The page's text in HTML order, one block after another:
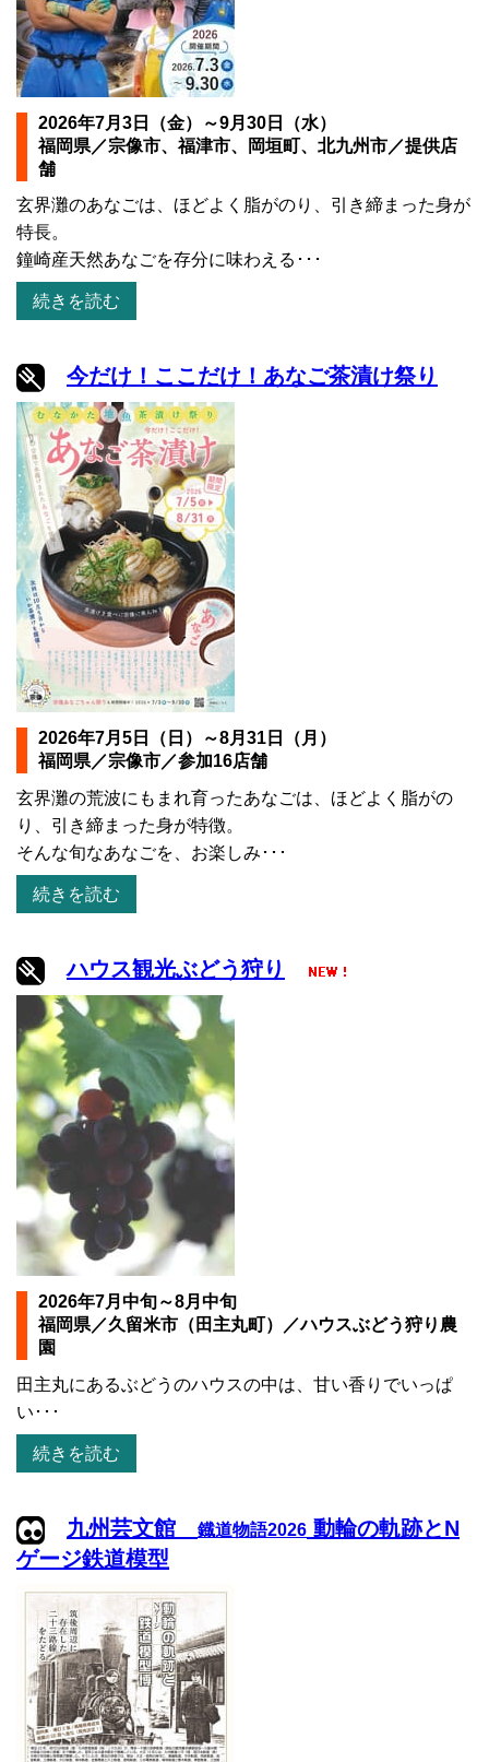
2026年7月3日（金）～9月30日（水）
福岡県／宗像市、福津市、岡垣町、北九州市／提供店
舗
玄界灘のあなごは、ほどよく脂がのり、引き締まった身が
特長。
鐘崎産天然あなごを存分に味わえる･･･
続きを読む
今だけ！ここだけ！あなご茶漬け祭り
2026年7月5日（日）～8月31日（月）
福岡県／宗像市／参加16店舗
玄界灘の荒波にもまれ育ったあなごは、ほどよく脂がの
り、引き締まった身が特徴。
そんな旬なあなごを、お楽しみ･･･
続きを読む
ハウス観光ぶどう狩り
2026年7月中旬～8月中旬
福岡県／久留米市（田主丸町）／ハウスぶどう狩り農
園
田主丸にあるぶどうのハウスの中は、甘い香りでいっぱ
い･･･
続きを読む
九州芸文館 鐡道物語2026 動輪の軌跡とN
ゲージ鉄道模型